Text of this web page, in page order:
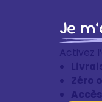
Je
Activez
Zéro